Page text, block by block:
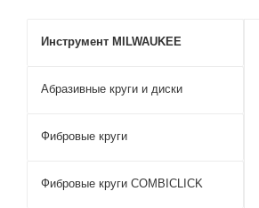
Инструмент MILWAUKEE
Абразивные круги и диски
Фибровые круги
Фибровые круги COMBICLICK